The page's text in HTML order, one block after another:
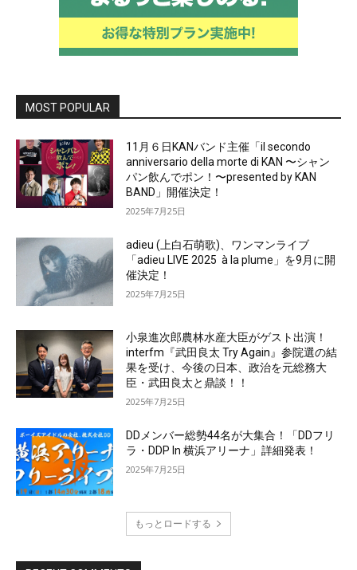
MOST POPULAR
11月６日KANバンド主催「il secondo
anniversario della morte di KAN 〜シャン
パン飲んでポン！〜presented by KAN
BAND」開催決定！
2025年7月25日
adieu (上白石萌歌)、ワンマンライブ
「adieu LIVE 2025 à la plume」を9月に開
催決定！
2025年7月25日
小泉進次郎農林水産大臣がゲスト出演！
interfm『武田良太 Try Again』参院選の結
果を受け、今後の日本、政治を元総務大
臣・武田良太と鼎談！！
2025年7月25日
DDメンバー総勢44名が大集合！「DDフリ
ラ・DDP In 横浜アリーナ」詳細発表！
2025年7月25日
もっとロードする